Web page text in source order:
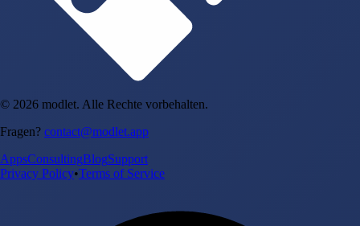
© 2026 modlet. Alle Rechte vorbehalten.
Fragen? contact@modlet.app
AppsConsultingBlogSupport
Privacy Policy•Terms of Service